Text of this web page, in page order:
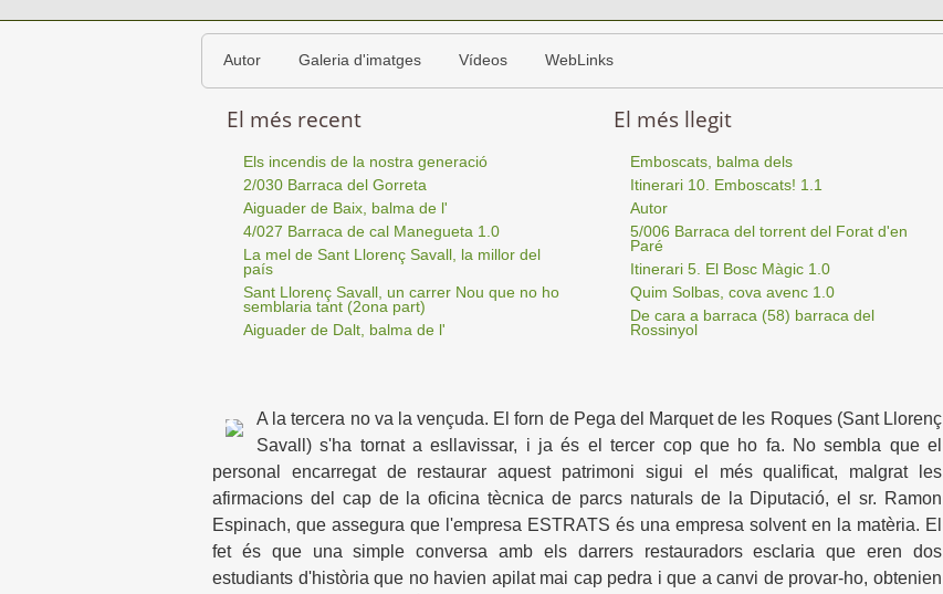
Autor Galeria d'imatges Vídeos WebLinks
El més recent
Els incendis de la nostra generació
2/030 Barraca del Gorreta
Aiguader de Baix, balma de l'
4/027 Barraca de cal Manegueta 1.0
La mel de Sant Llorenç Savall, la millor del
país
Sant Llorenç Savall, un carrer Nou que no ho
semblaria tant (2ona part)
Aiguader de Dalt, balma de l'
El més llegit
Emboscats, balma dels
Itinerari 10. Emboscats! 1.1
Autor
5/006 Barraca del torrent del Forat d'en
Paré
Itinerari 5. El Bosc Màgic 1.0
Quim Solbas, cova avenc 1.0
De cara a barraca (58) barraca del
Rossinyol
A la tercera no va la vençuda. El forn de Pega del Marquet de les Roques (Sant Llorenç
Savall) s'ha tornat a esllavissar, i ja és el tercer cop que ho fa. No sembla que el
personal encarregat de restaurar aquest patrimoni sigui el més qualificat, malgrat les
afirmacions del cap de la oficina tècnica de parcs naturals de la Diputació, el sr. Ramon
Espinach, que assegura que l'empresa ESTRATS és una empresa solvent en la matèria. El
fet és que una simple conversa amb els darrers restauradors esclaria que eren dos
estudiants d'història que no havien apilat mai cap pedra i que a canvi de provar-ho, obtenien